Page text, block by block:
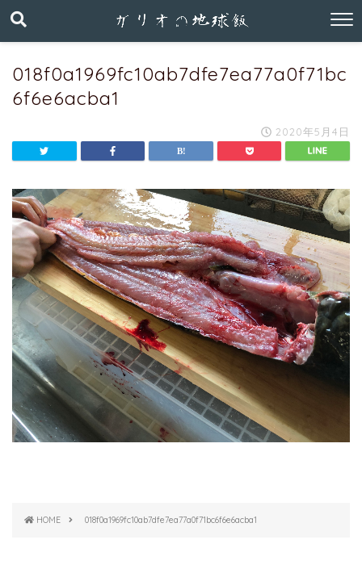
018f0a1969fc10ab7dfe7ea77a0f71bc
6f6e6acba1
2020年5月4日
HOME 018f0a1969fc10ab7dfe7ea77a0f71bc6f6e6acba1